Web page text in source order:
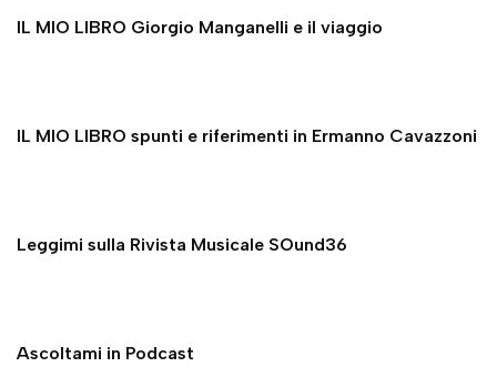
IL MIO LIBRO Giorgio Manganelli e il viaggio
IL MIO LIBRO spunti e riferimenti in Ermanno Cavazzoni
Leggimi sulla Rivista Musicale SOund36
Ascoltami in Podcast